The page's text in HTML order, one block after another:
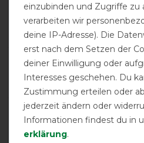
Product
5
Product
5/
product
einzubinden und Zugriffe zu
verarbeiten wir
deine IP-Adresse). Die
erst nach dem Setzen der
deiner Einwilligung oder
Interesses geschehen. Du
Zustimmung erteilen oder
jederzeit ändern oder
Informationen findest du in
erklärung.